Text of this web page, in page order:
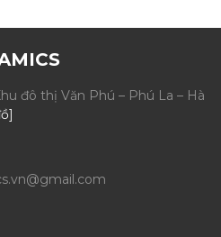
đô thị Văn Phú – Phú La – Hà